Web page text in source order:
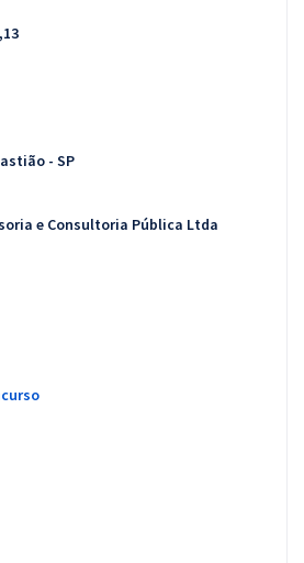
- SP
e Consultoria Pública Ltda